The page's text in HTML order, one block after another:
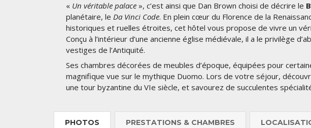
« Un véritable palace », c’est ainsi que Dan Brown choisi de décrire le
planétaire, le Da Vinci Code. En plein cœur du Florence de la
historiques et ruelles étroites, cet hôtel vous propose de vivre un
Conçu à l’intérieur d’une ancienne église médiévale, il a le privilège
vestiges de l’Antiquité.
Ses chambres décorées de meubles d’époque, équipées pour
magnifique vue sur le mythique Duomo. Lors de votre séjour,
une tour byzantine du VIe siècle, et savourez de succulentes
PHOTOS PRESTATIONS & CHAMBRES